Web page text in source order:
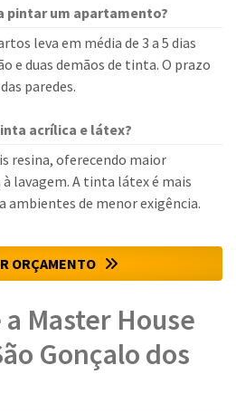
pintar um apartamento?
leva em média de 3 a 5 dias
e duas demãos de tinta. O prazo
paredes.
acrílica e látex?
resina, oferecendo maior
lavagem. A tinta látex é mais
ambientes de menor exigência.
ORÇAMENTO
Master House
Gonçalo dos